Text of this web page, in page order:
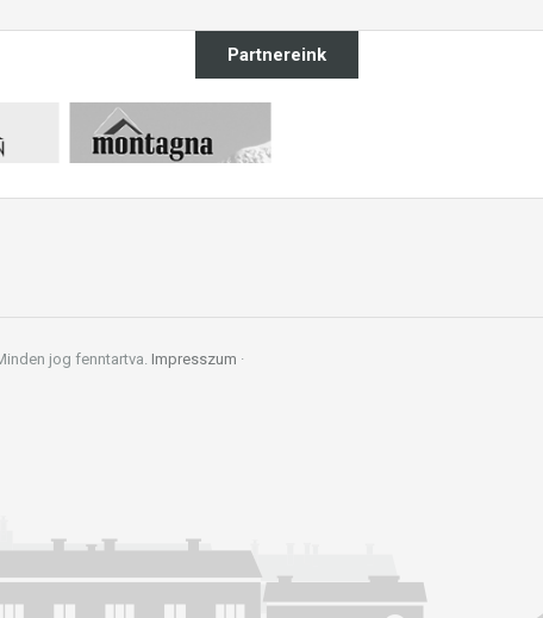
Partnereink
jog fenntartva. Impresszum ·